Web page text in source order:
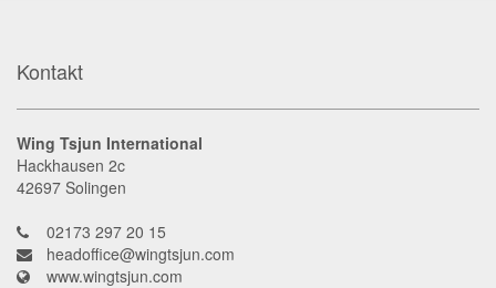
Kontakt
Wing Tsjun International
Hackhausen 2c
42697 Solingen
02173 297 20 15
headoffice@wingtsjun.com
www.wingtsjun.com